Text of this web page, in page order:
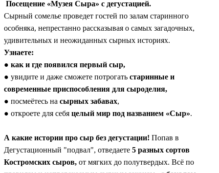
Посещение «Музея Сыра» с дегустацией.
Сырный сомелье проведет гостей по залам старинного
особняка, непрестанно рассказывая о самых загадочных,
удивительных и неожиданных сырных историях.
Узнаете:
● как и где появился первый сыр,
● увидите и даже сможете потрогать старинные и
современные приспособления для сыроделия,
● посмеётесь на сырных забавах,
● откроете для себя целый мир под названием «Сыр».
А какие истории про сыр без дегустации! Попав в
Дегустационный "подвал", отведаете 5 разных сортов
Костромских сыров, от мягких до полутвердых. Всё по